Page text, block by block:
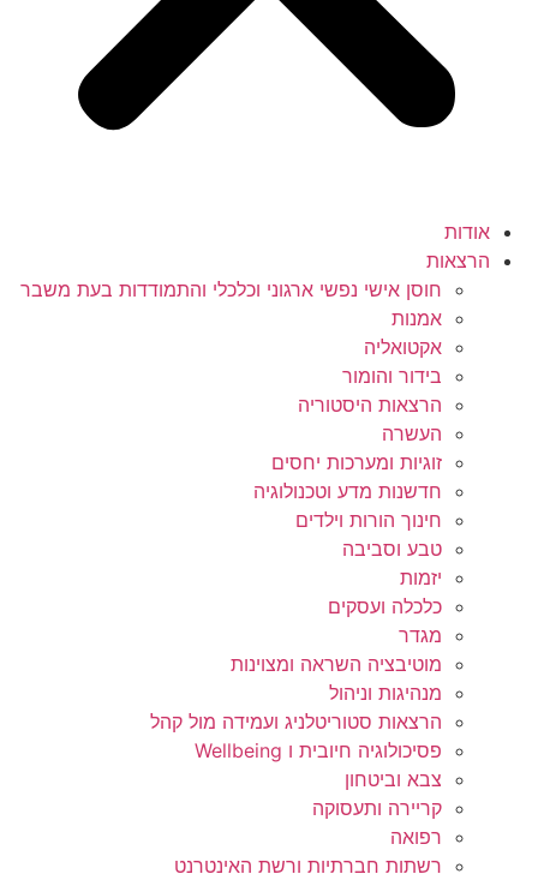
אודות
הרצאות
חוסן אישי נפשי ארגוני וכלכלי והתמודדות בעת משבר
אמנות
אקטואליה
בידור והומור
הרצאות היסטוריה
העשרה
זוגיות ומערכות יחסים
חדשנות מדע וטכנולוגיה
חינוך הורות וילדים
טבע וסביבה
יזמות
כלכלה ועסקים
מגדר
מוטיבציה השראה ומצוינות
מנהיגות וניהול
הרצאות סטוריטלניג ועמידה מול קהל
פסיכולוגיה חיובית ו Wellbeing
צבא וביטחון
קריירה ותעסוקה
רפואה
רשתות חברתיות ורשת האינטרנט